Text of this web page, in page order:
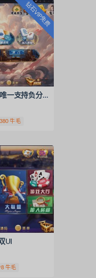
钻石VIP免费
独家首发洪门游戏房卡唯一支持负分版全套服务器打包H5版
380 牛毛
UI
牛毛